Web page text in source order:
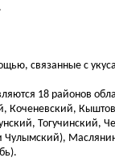
связанные с
18 районов
Коченевский,
Тогучинский,
Чулымский),